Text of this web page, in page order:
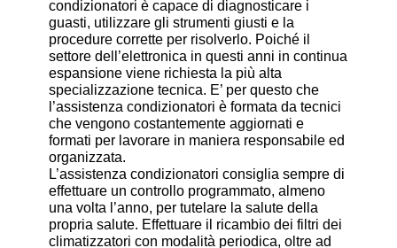
condizionatori è capace di diagnosticare i
guasti, utilizzare gli strumenti giusti e la
procedure corrette per risolverlo. Poiché il
settore dell’elettronica in questi anni in continua
espansione viene richiesta la più alta
specializzazione tecnica. E’ per questo che
l’assistenza condizionatori è formata da tecnici
che vengono costantemente aggiornati e
formati per lavorare in maniera responsabile ed
organizzata.
L’assistenza condizionatori consiglia sempre di
effettuare un controllo programmato, almeno
una volta l’anno, per tutelare la salute della
propria salute. Effettuare il ricambio dei filtri dei
climatizzatori con modalità periodica, oltre ad